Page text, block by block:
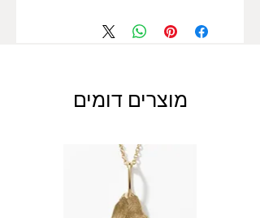
מוצרים דומים